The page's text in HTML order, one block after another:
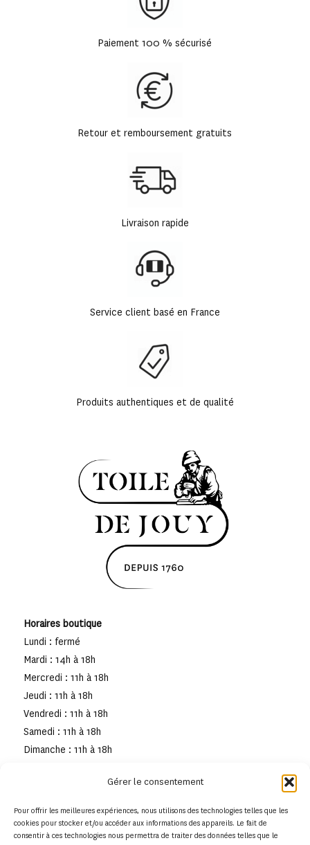
Gérer le consentement
Pour offrir les meilleures expériences, nous utilisons des technologies telles que les
cookies pour stocker et/ou accéder aux informations des appareils. Le fait de
consentir à ces technologies nous permettra de traiter des données telles que le
Paiement 100 % sécurisé
Retour et remboursement gratuits
Livraison rapide
Service client basé en France
Produits authentiques et de qualité
Horaires boutique
Lundi : fermé
Mardi : 14h à 18h
Mercredi : 11h à 18h
Jeudi : 11h à 18h
Vendredi : 11h à 18h
Samedi : 11h à 18h
Dimanche : 11h à 18h